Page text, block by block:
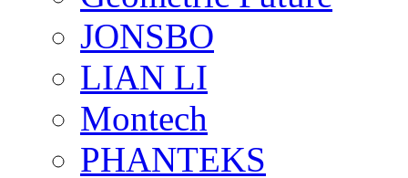
JONSBO
LIAN LI
Montech
PHANTEKS